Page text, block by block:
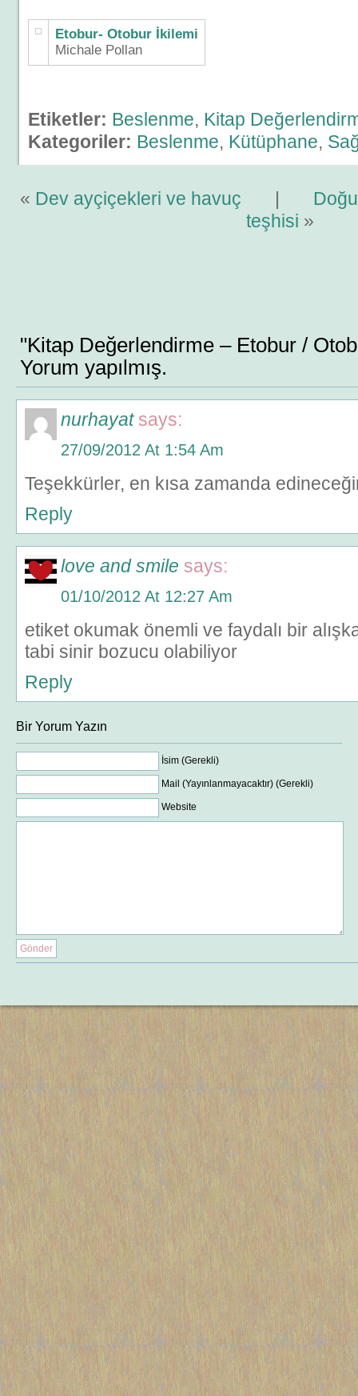
Etobur- Otobur İkilemi
Michale Pollan
Etiketler: Beslenme, Kitap
Kategoriler: Beslenme, Kütüphane,
« Dev ayçiçekleri ve havuç |
teşhisi »
"Kitap Değerlendirme – Etobur /
Yorum yapılmış.
nurhayat says:
27/09/2012 At 1:54 Am
Teşekkürler, en kısa zamanda
Reply
love and smile says:
01/10/2012 At 12:27 Am
etiket okumak önemli ve faydalı bir
tabi sinir bozucu olabiliyor
Reply
Bir Yorum Yazın
İsim (Gerekli)
Mail (Yayınlanmayacaktır) (Gerekli)
Website